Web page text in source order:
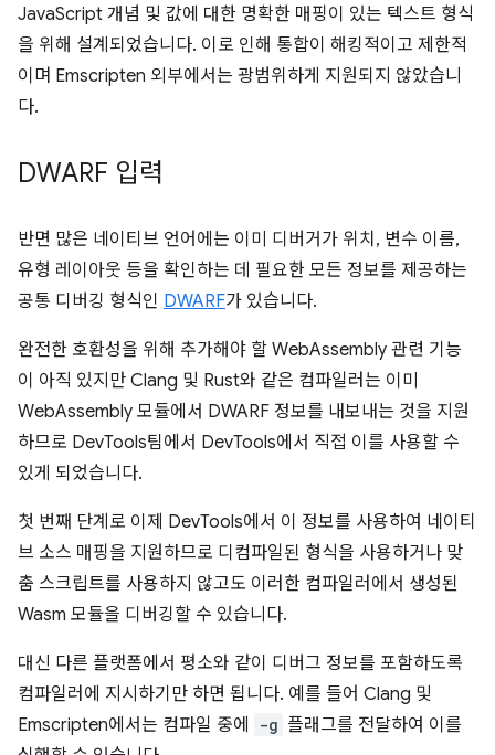
JavaScript 개념 및 값에 대한 명확한 매핑이 있는 텍스트 형식
을 위해 설계되었습니다. 이로 인해 통합이 해킹적이고 제한적
이며 Emscripten 외부에서는 광범위하게 지원되지 않았습니
다.
DWARF 입력
반면 많은 네이티브 언어에는 이미 디버거가 위치, 변수 이름,
유형 레이아웃 등을 확인하는 데 필요한 모든 정보를 제공하는
공통 디버깅 형식인 DWARF가 있습니다.
완전한 호환성을 위해 추가해야 할 WebAssembly 관련 기능
이 아직 있지만 Clang 및 Rust와 같은 컴파일러는 이미
WebAssembly 모듈에서 DWARF 정보를 내보내는 것을 지원
하므로 DevTools팀에서 DevTools에서 직접 이를 사용할 수
있게 되었습니다.
첫 번째 단계로 이제 DevTools에서 이 정보를 사용하여 네이티
브 소스 매핑을 지원하므로 디컴파일된 형식을 사용하거나 맞
춤 스크립트를 사용하지 않고도 이러한 컴파일러에서 생성된
Wasm 모듈을 디버깅할 수 있습니다.
대신 다른 플랫폼에서 평소와 같이 디버그 정보를 포함하도록
컴파일러에 지시하기만 하면 됩니다. 예를 들어 Clang 및
Emscripten에서는 컴파일 중에
-g 플래그를 전달하여 이를